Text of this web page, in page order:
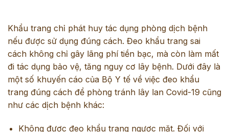
Khẩu trang chỉ phát huy tác dụng phòng dịch bệnh
nếu được sử dụng đúng cách. Đeo khẩu trang sai
cách không chỉ gây lãng phí tiền bạc, mà còn làm mất
đi tác dụng bảo vệ, tăng nguy cơ lây bệnh. Dưới đây là
một số khuyến cáo của Bộ Y tế về việc đeo khẩu
trang đúng cách để phòng tránh lây lan Covid-19 cũng
như các dịch bệnh khác:
Không được đeo khẩu trang ngược mặt. Đối với